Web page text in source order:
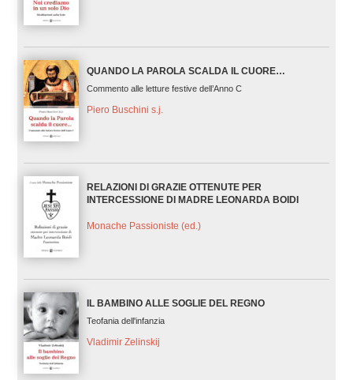
QUANDO LA PAROLA SCALDA IL CUORE…
Commento alle letture festive dell’Anno C
Piero Buschini s.j.
RELAZIONI DI GRAZIE OTTENUTE PER
INTERCESSIONE DI MADRE LEONARDA BOIDI
Monache Passioniste (ed.)
IL BAMBINO ALLE SOGLIE DEL REGNO
Teofania dell'infanzia
Vladimir Zelinskij